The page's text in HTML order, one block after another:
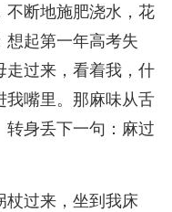
不断地施肥浇水，花
想起第一年高考失
走过来，看着我，什
我嘴里。那麻味从舌
转身丢下一句：麻过
杖过来，坐到我床